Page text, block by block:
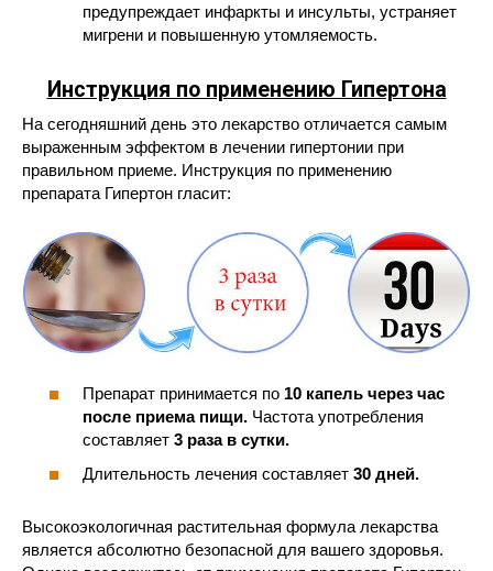
предупреждает инфаркты и инсульты, устраняет
мигрени и повышенную утомляемость.
Инструкция по применению Гипертона
На сегодняшний день это лекарство отличается самым
выраженным эффектом в лечении гипертонии при
правильном приеме. Инструкция по применению
препарата Гипертон гласит:
Препарат принимается по 10 капель через час
после приема пищи. Частота употребления
составляет 3 раза в сутки.
Длительность лечения составляет 30 дней.
Высокоэкологичная растительная формула лекарства
является абсолютно безопасной для вашего здоровья.